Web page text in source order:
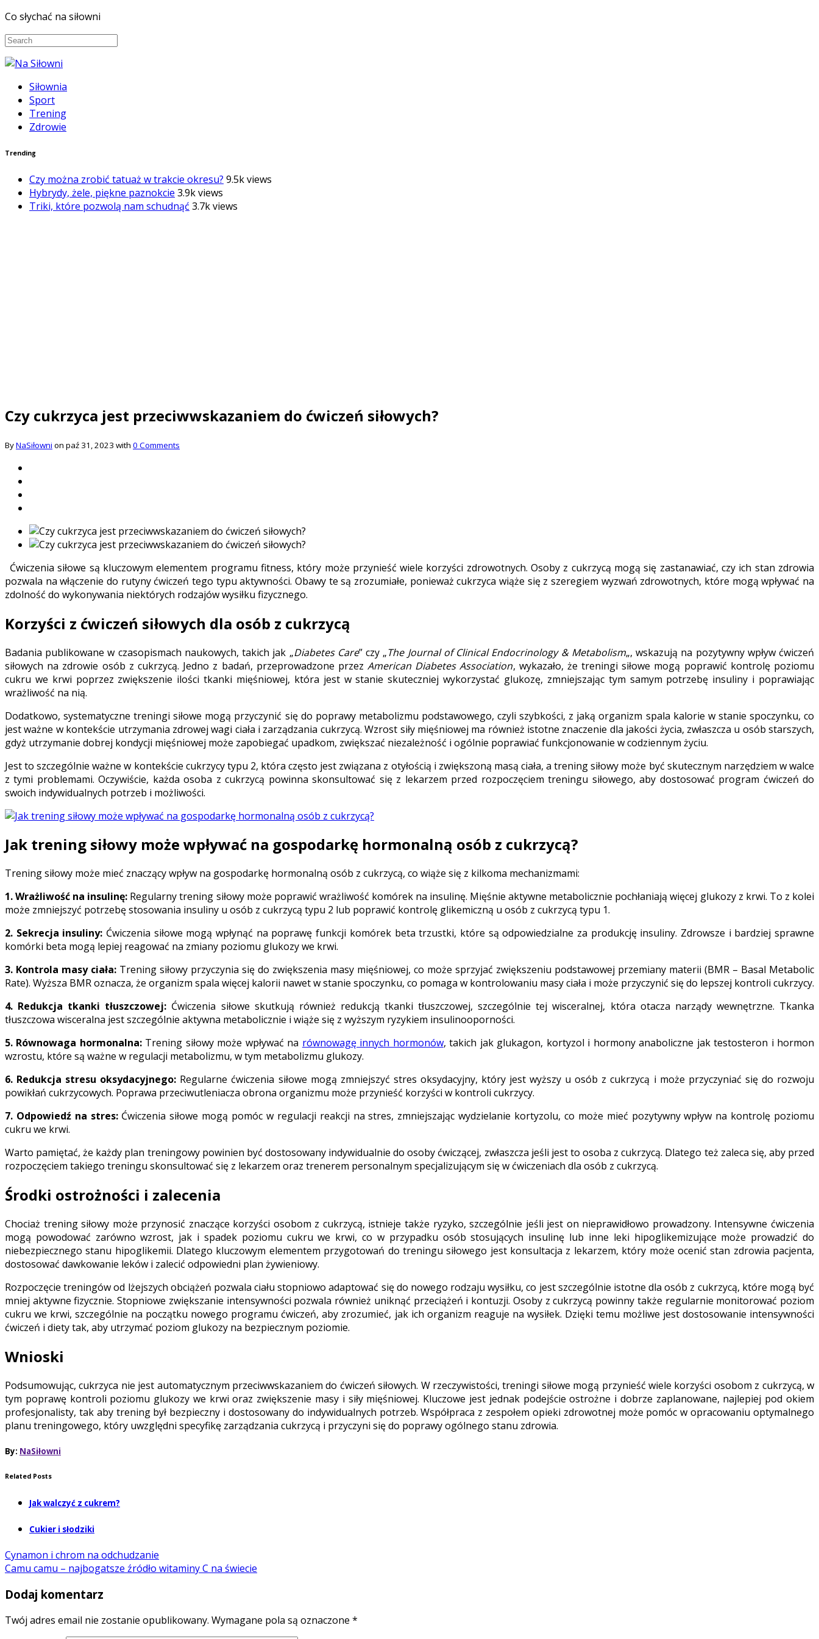
Co słychać na siłowni
Siłownia
Sport
Trening
Zdrowie
Trending
Czy można zrobić tatuaż w trakcie okresu? 9.5k views
Hybrydy, żele, piękne paznokcie 3.9k views
Triki, które pozwolą nam schudnąć 3.7k views
Czy cukrzyca jest przeciwwskazaniem do ćwiczeń siłowych?
ByNaSiłowni on paź 31, 2023 with 0 Comments
Ćwiczenia siłowe są kluczowym elementem programu fitness, który może przynieść wiele korzyści zdrowotnych. Osoby z cukrzycą mogą się zastanawiać, czy ich stan zdrowia
pozwala na włączenie do rutyny ćwiczeń tego typu aktywności. Obawy te są zrozumiałe, ponieważ cukrzyca wiąże się z szeregiem wyzwań zdrowotnych, które mogą wpływać na
zdolność do wykonywania niektórych rodzajów wysiłku fizycznego.
Korzyści z ćwiczeń siłowych dla osób z cukrzycą
Badania publikowane w czasopismach naukowych, takich jak „Diabetes Care” czy „The Journal of Clinical Endocrinology & Metabolism„, wskazują na pozytywny wpływ ćwiczeń
siłowych na zdrowie osób z cukrzycą. Jedno z badań, przeprowadzone przezAmerican Diabetes Association, wykazało, że treningi siłowe mogą poprawić kontrolę poziomu
cukru we krwi poprzez zwiększenie ilości tkanki mięśniowej, która jest w stanie skuteczniej wykorzystać glukozę, zmniejszając tym samym potrzebę insuliny i poprawiając
wrażliwość na nią.
Dodatkowo, systematyczne treningi siłowe mogą przyczynić się do poprawy metabolizmu podstawowego, czyli szybkości, z jaką organizm spala kalorie w stanie spoczynku, co
jest ważne w kontekście utrzymania zdrowej wagi ciała i zarządzania cukrzycą. Wzrost siły mięśniowej ma również istotne znaczenie dla jakości życia, zwłaszcza u osób starszych,
gdyż utrzymanie dobrej kondycji mięśniowej może zapobiegać upadkom, zwiększać niezależność i ogólnie poprawiać funkcjonowanie w codziennym życiu.
Jest to szczególnie ważne w kontekście cukrzycy typu 2, która często jest związana z otyłością i zwiększoną masą ciała, a trening siłowy może być skutecznym narzędziem w walce
z tymi problemami. Oczywiście, każda osoba z cukrzycą powinna skonsultować się z lekarzem przed rozpoczęciem treningu siłowego, aby dostosować program ćwiczeń do
swoich indywidualnych potrzeb i możliwości.
Jak trening siłowy może wpływać na gospodarkę hormonalną osób z cukrzycą?
Trening siłowy może mieć znaczący wpływ na gospodarkę hormonalną osób z cukrzycą, co wiąże się z kilkoma mechanizmami:
1. Wrażliwość na insulinę: Regularny trening siłowy może poprawić wrażliwość komórek na insulinę. Mięśnie aktywne metabolicznie pochłaniają więcej glukozy z krwi. To z kolei
może zmniejszyć potrzebę stosowania insuliny u osób z cukrzycą typu 2 lub poprawić kontrolę glikemiczną u osób z cukrzycą typu 1.
2. Sekrecja insuliny: Ćwiczenia siłowe mogą wpłynąć na poprawę funkcji komórek beta trzustki, które są odpowiedzialne za produkcję insuliny. Zdrowsze i bardziej sprawne
komórki beta mogą lepiej reagować na zmiany poziomu glukozy we krwi.
3. Kontrola masy ciała: Trening siłowy przyczynia się do zwiększenia masy mięśniowej, co może sprzyjać zwiększeniu podstawowej przemiany materii (BMR – Basal Metabolic
Rate). Wyższa BMR oznacza, że organizm spala więcej kalorii nawet w stanie spoczynku, co pomaga w kontrolowaniu masy ciała i może przyczynić się do lepszej kontroli cukrzycy.
4. Redukcja tkanki tłuszczowej: Ćwiczenia siłowe skutkują również redukcją tkanki tłuszczowej, szczególnie tej wisceralnej, która otacza narządy wewnętrzne. Tkanka
tłuszczowa wisceralna jest szczególnie aktywna metabolicznie i wiąże się z wyższym ryzykiem insulinooporności.
5. Równowaga hormonalna:Trening siłowy może wpływać na równowagę innych hormonów, takich jak glukagon, kortyzol i hormony anaboliczne jak testosteron i hormon
wzrostu, które są ważne w regulacji metabolizmu, w tym metabolizmu glukozy.
6. Redukcja stresu oksydacyjnego: Regularne ćwiczenia siłowe mogą zmniejszyć stres oksydacyjny, który jest wyższy u osób z cukrzycą i może przyczyniać się do rozwoju
powikłań cukrzycowych. Poprawa przeciwutleniacza obrona organizmu może przynieść korzyści w kontroli cukrzycy.
7. Odpowiedź na stres:Ćwiczenia siłowe mogą pomóc w regulacji reakcji na stres, zmniejszając wydzielanie kortyzolu, co może mieć pozytywny wpływ na kontrolę poziomu
cukru we krwi.
Warto pamiętać, że każdy plan treningowy powinien być dostosowany indywidualnie do osoby ćwiczącej, zwłaszcza jeśli jest to osoba z cukrzycą. Dlatego też zaleca się, aby przed
rozpoczęciem takiego treningu skonsultować się z lekarzem oraz trenerem personalnym specjalizującym się w ćwiczeniach dla osób z cukrzycą.
Środki ostrożności i zalecenia
Chociaż trening siłowy może przynosić znaczące korzyści osobom z cukrzycą, istnieje także ryzyko, szczególnie jeśli jest on nieprawidłowo prowadzony. Intensywne ćwiczenia
mogą powodować zarówno wzrost, jak i spadek poziomu cukru we krwi, co w przypadku osób stosujących insulinę lub inne leki hipoglikemizujące może prowadzić do
niebezpiecznego stanu hipoglikemii. Dlatego kluczowym elementem przygotowań do treningu siłowego jest konsultacja z lekarzem, który może ocenić stan zdrowia pacjenta,
dostosować dawkowanie leków i zalecić odpowiedni plan żywieniowy.
Rozpoczęcie treningów od lżejszych obciążeń pozwala ciału stopniowo adaptować się do nowego rodzaju wysiłku, co jest szczególnie istotne dla osób z cukrzycą, które mogą być
mniej aktywne fizycznie. Stopniowe zwiększanie intensywności pozwala również uniknąć przeciążeń i kontuzji. Osoby z cukrzycą powinny także regularnie monitorować poziom
cukru we krwi, szczególnie na początku nowego programu ćwiczeń, aby zrozumieć, jak ich organizm reaguje na wysiłek. Dzięki temu możliwe jest dostosowanie intensywności
ćwiczeń i diety tak, aby utrzymać poziom glukozy na bezpiecznym poziomie.
Wnioski
Podsumowując, cukrzyca nie jest automatycznym przeciwwskazaniem do ćwiczeń siłowych. W rzeczywistości, treningi siłowe mogą przynieść wiele korzyści osobom z cukrzycą, w
tym poprawę kontroli poziomu glukozy we krwi oraz zwiększenie masy i siły mięśniowej. Kluczowe jest jednak podejście ostrożne i dobrze zaplanowane, najlepiej pod okiem
profesjonalisty, tak aby trening był bezpieczny i dostosowany do indywidualnych potrzeb. Współpraca z zespołem opieki zdrowotnej może pomóc w opracowaniu optymalnego
planu treningowego, który uwzględni specyfikę zarządzania cukrzycą i przyczyni się do poprawy ogólnego stanu zdrowia.
By: NaSiłowni
Related Posts
Jak walczyć z cukrem?
Cukier i słodziki
Cynamon i chrom na odchudzanie
Camu camu – najbogatsze źródło witaminy C na świecie
Dodaj komentarz
Twój adres email nie zostanie opublikowany. Wymagane pola są oznaczone *